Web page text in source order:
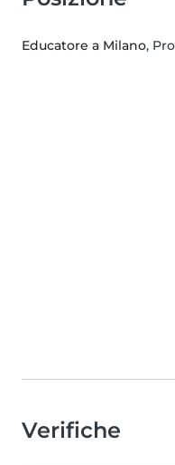
Educatore a Milano,
Verifiche